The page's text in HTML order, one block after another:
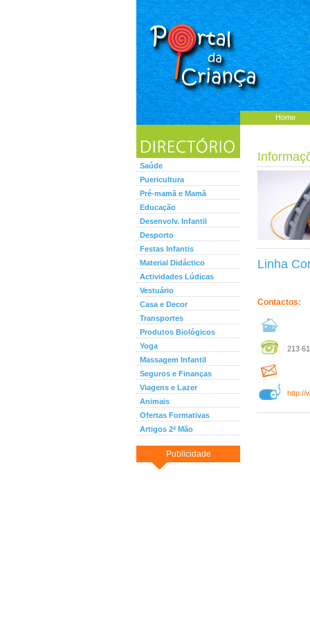
Home
Saúde
Puericultura
Pré-mamã e Mamã
Educação
Desenvolv. Infantil
Desporto
Festas Infantis
Material Didáctico
Actividades Lúdicas
Vestuário
Casa e Decor
Transportes
Produtos Biológicos
Yoga
Massagem Infantil
Seguros e Finanças
Viagens e Lazer
Animais
Ofertas Formativas
Artigos 2ª Mão
Publicidade
Linha
Contactos:
213
http://